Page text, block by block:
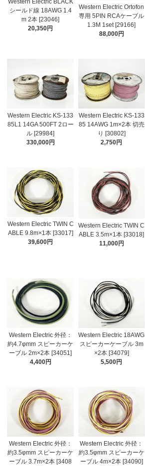
シールド線 18AWG 1.4
m 2本 [23046]
20,350円
Western Electric Ortofon
専用 5PIN RCAケーブル
1.3M 1set [29166]
88,000円
Western Electric KS-133
85L1 14GA 500FT 2ロー
ル [29984]
330,000円
Western Electric KS-133
85 14AWG 1m×2本 切売
り [30802]
2,750円
Western Electric TWIN C
ABLE 9.8m×1本 [33017]
39,600円
Western Electric TWIN C
ABLE 3.5m×1本 [33018]
11,000円
Western Electric 外径：
約4.7φmm スピーカーケ
ーブル 2m×2本 [34051]
4,400円
Western Electric 18AWG
スピーカーケーブル 3m
×2本 [34079]
5,500円
Western Electric 外径：
約3.5φmm スピーカーケ
ーブル 3.7m×2本 [3408
Western Electric 外径：
約3.5φmm スピーカーケ
ーブル 4m×2本 [34090]